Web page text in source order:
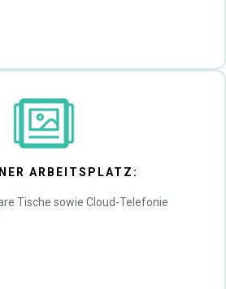
ARBEITSPLATZ:
Tische sowie Cloud-Telefonie